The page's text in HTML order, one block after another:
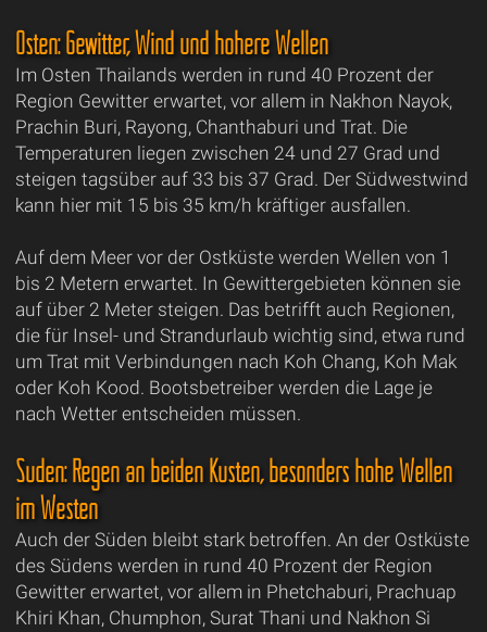
Osten: Gewitter, Wind und höhere Wellen
Im Osten Thailands werden in rund 40 Prozent der
Region Gewitter erwartet, vor allem in Nakhon Nayok,
Prachin Buri, Rayong, Chanthaburi und Trat. Die
Temperaturen liegen zwischen 24 und 27 Grad und
steigen tagsüber auf 33 bis 37 Grad. Der Südwestwind
kann hier mit 15 bis 35 km/h kräftiger ausfallen.
Auf dem Meer vor der Ostküste werden Wellen von 1
bis 2 Metern erwartet. In Gewittergebieten können sie
auf über 2 Meter steigen. Das betrifft auch Regionen,
die für Insel- und Strandurlaub wichtig sind, etwa rund
um Trat mit Verbindungen nach Koh Chang, Koh Mak
oder Koh Kood. Bootsbetreiber werden die Lage je
nach Wetter entscheiden müssen.
Süden: Regen an beiden Küsten, besonders hohe Wellen
im Westen
Auch der Süden bleibt stark betroffen. An der Ostküste
des Südens werden in rund 40 Prozent der Region
Gewitter erwartet, vor allem in Phetchaburi, Prachuap
Khiri Khan, Chumphon, Surat Thani und Nakhon Si